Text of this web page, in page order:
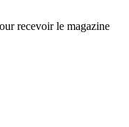
recevoir le magazine